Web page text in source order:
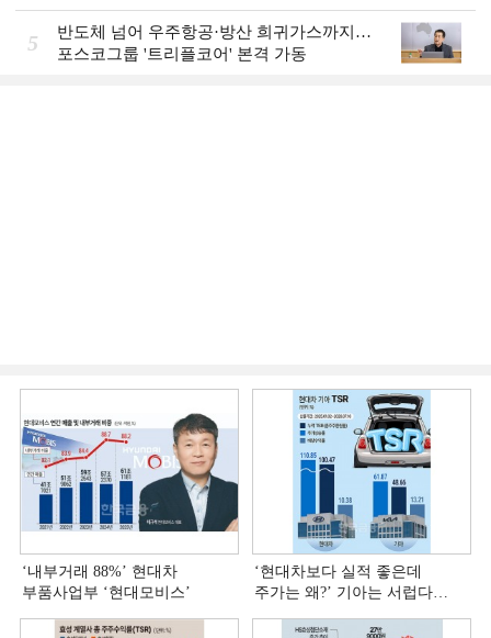
5
반도체 넘어 우주항공·방산 희귀가스까지…
포스코그룹 '트리플코어' 본격 가동
‘내부거래 88%ʼ 현대차
부품사업부 ‘현대모비스ʼ
‘현대차보다 실적 좋은데
주가는 왜?ʼ 기아는 서럽다